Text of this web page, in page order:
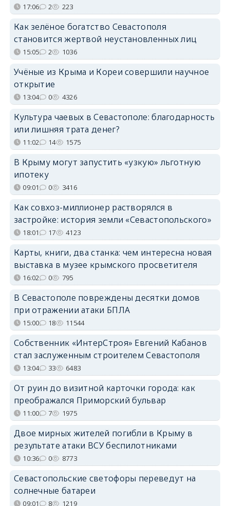
17:06 2 223
Как зелёное богатство Севастополя
становится жертвой неустановленных лиц
15:05 2 1036
Учёные из Крыма и Кореи совершили научное
открытие
13:04 0 4326
Культура чаевых в Севастополе: благодарность
или лишняя трата денег?
11:02 14 1575
В Крыму могут запустить «узкую» льготную
ипотеку
09:01 0 3416
Как совхоз-миллионер растворялся в
застройке: история земли «Севастопольского»
18:01 17 4123
Карты, книги, два станка: чем интересна новая
выставка в музее крымского просветителя
16:02 0 795
В Севастополе повреждены десятки домов
при отражении атаки БПЛА
15:00 18 11544
Собственник «ИнтерСтроя» Евгений Кабанов
стал заслуженным строителем Севастополя
13:04 33 6483
От руин до визитной карточки города: как
преображался Приморский бульвар
11:00 7 1975
Двое мирных жителей погибли в Крыму в
результате атаки ВСУ беспилотниками
10:36 0 8773
Севастопольские светофоры переведут на
солнечные батареи
09:01 8 1219